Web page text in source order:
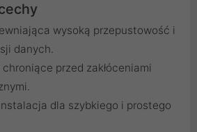
wysoką przepustowość i
danych.
przed zakłóceniami
dla szybkiego i prostego